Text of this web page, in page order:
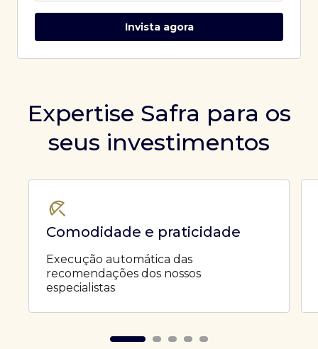
Invista agora
Expertise Safra para os
seus investimentos
Comodidade e praticidade
Execução automática das
recomendações dos nossos
especialistas